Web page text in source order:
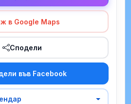
в Google Maps
Сподели
във Facebook